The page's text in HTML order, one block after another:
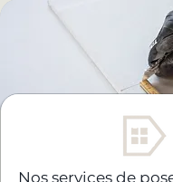
Nos services de